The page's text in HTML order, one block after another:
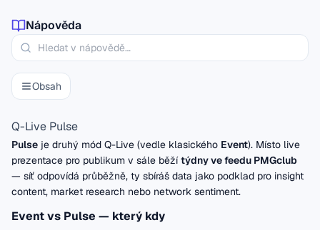
Nápověda
Obsah
Q-Live Pulse
Pulse je druhý mód Q-Live (vedle klasického Event). Místo live
prezentace pro publikum v sále běží týdny ve feedu PMGclub
— síť odpovídá průběžně, ty sbíráš data jako podklad pro insight
content, market research nebo network sentiment.
Event vs Pulse — který kdy